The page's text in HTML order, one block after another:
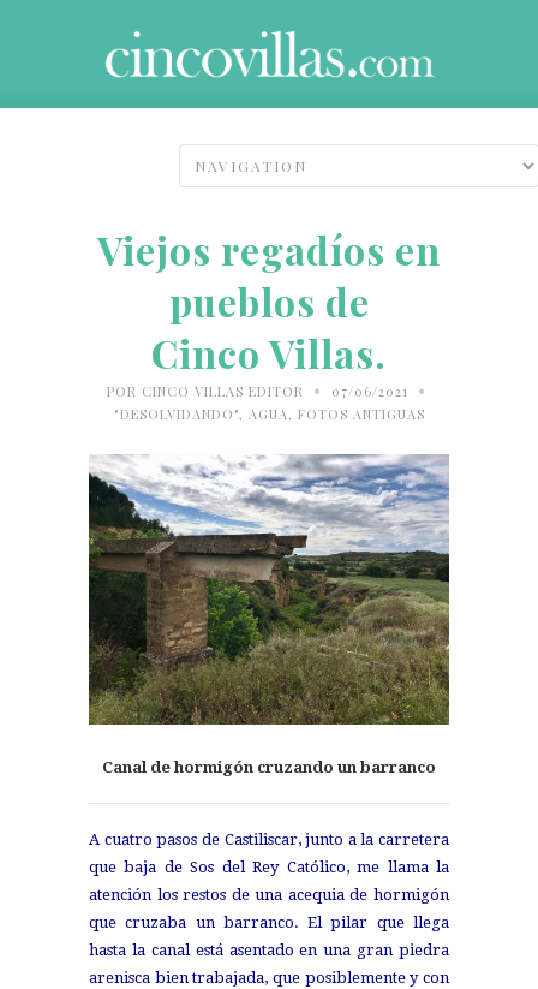
Viejos regadíos en
pueblos de
Cinco Villas.
POR CINCO VILLAS EDITOR • 07/06/2021 •
"DESOLVIDANDO", AGUA , FOTOS ANTIGUAS
Canal de hormigón cruzando un barranco
A cuatro pasos de Castiliscar, junto a la carretera
que baja de Sos del Rey Católico, me llama la
atención los restos de una acequia de hormigón
que cruzaba un barranco. El pilar que llega
hasta la canal está asentado en una gran piedra
arenisca bien trabajada, que posiblemente y con